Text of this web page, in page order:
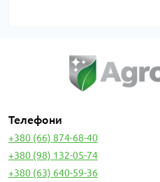
Телефони
+380 (66) 874-68-40
+380 (98) 132-05-74
+380 (63) 640-59-36